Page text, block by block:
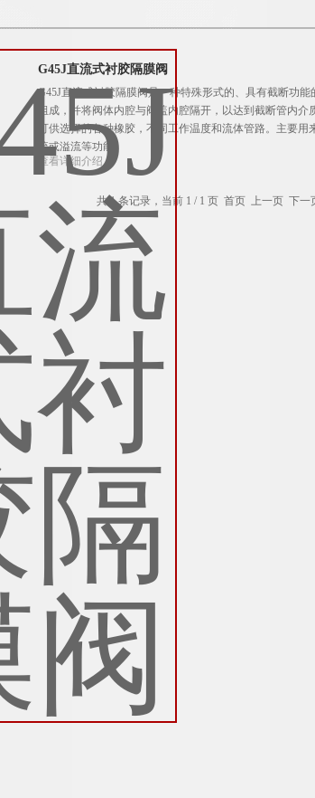
G45J直流式衬胶隔膜阀
G45J直流式衬胶隔膜阀是一种特殊形式的、具有截断功
组成，并将阀体内腔与阀盖内腔隔开，以达到截断管内
可供选择的各种橡胶，不同工作温度和流体管路。主要
流或溢流等功能。
查看详细介绍
共 1 条记录，当前 1 / 1 页 首页 上一页 下